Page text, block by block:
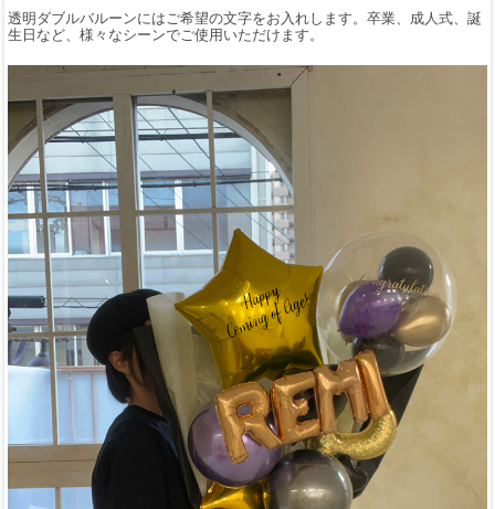
透明ダブルバルーンにはご希望の文字をお入れします。卒業、成人式、誕
生日など、様々なシーンでご使用いただけます。